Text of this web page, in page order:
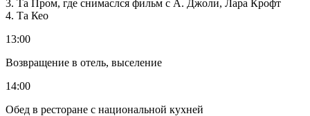
3. Та Пром, где снимаслся фильм с А. Джоли, Лара Крофт
4. Та Кео
13:00
Возвращение в отель, выселение
14:00
Обед в ресторане с национальной кухней